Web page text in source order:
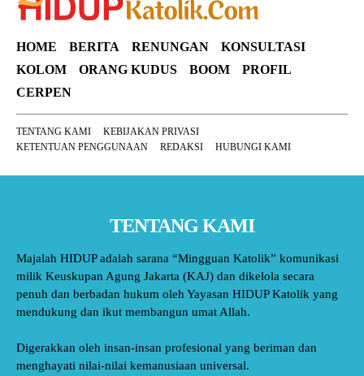
HOME BERITA RENUNGAN
KONSULTASI
KOLOM
ORANG KUDUS BOOM
PROFIL
CERPEN
TENTANG KAMI
KEBIJAKAN PRIVASI
KETENTUAN PENGGUNAAN
REDAKSI HUBUNGI KAMI
TENTANG KAMI
Majalah HIDUP adalah sarana “Mingguan Katolik” komunikasi
milik Keuskupan Agung Jakarta (KAJ) dan dikelola secara
penuh dan berbadan hukum oleh Yayasan HIDUP Katolik yang
mendukung dan ikut membangun umat Allah.
Digerakkan oleh insan-insan profesional yang beriman dan
menghayati nilai-nilai kemanusiaan universal.